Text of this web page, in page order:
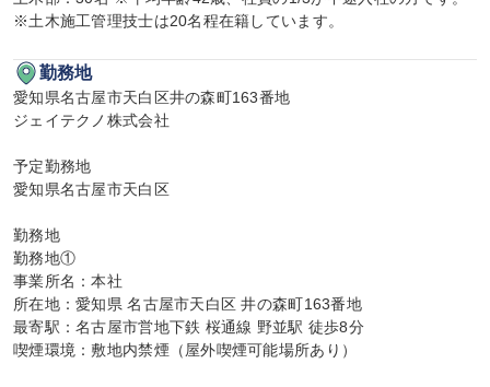
※土木施工管理技士は20名程在籍しています。
勤務地
愛知県名古屋市天白区井の森町163番地
ジェイテクノ株式会社
予定勤務地
愛知県名古屋市天白区
勤務地
勤務地①
事業所名：本社
所在地：愛知県 名古屋市天白区 井の森町163番地
最寄駅：名古屋市営地下鉄 桜通線 野並駅 徒歩8分
喫煙環境：敷地内禁煙（屋外喫煙可能場所あり）